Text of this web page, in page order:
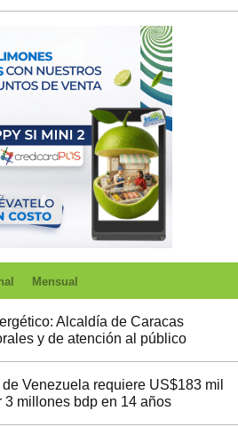
Mensual
Alcaldía de Caracas
y de atención al público
Venezuela requiere US$183 mil
3 millones bdp en 14 años